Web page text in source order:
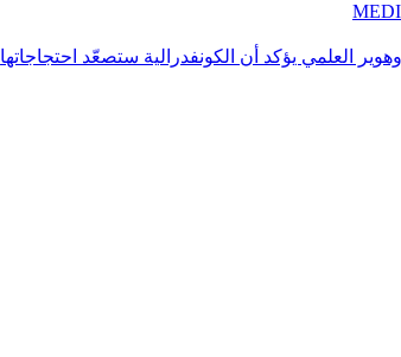
العلمي يؤكد أن الكونفدرالية ستصعّد احتجاجاتها